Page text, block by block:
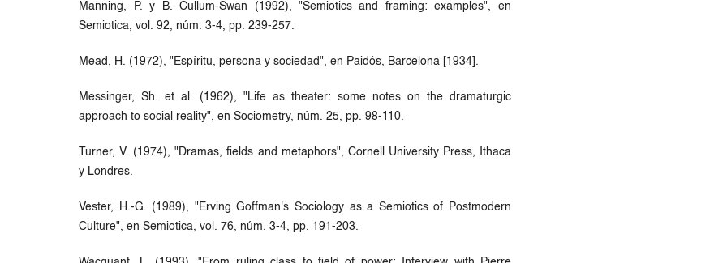
Manning, P. y B. Cullum-Swan (1992), "Semiotics and framing: examples", en
Semiotica, vol. 92, núm. 3-4, pp. 239-257.
Mead, H. (1972), "Espíritu, persona y sociedad", en Paidós, Barcelona [1934].
Messinger, Sh. et al. (1962), "Life as theater: some notes on the dramaturgic
approach to social reality", en Sociometry, núm. 25, pp. 98-110.
Turner, V. (1974), "Dramas, fields and metaphors", Cornell University Press, Ithaca
y Londres.
Vester, H.-G. (1989), "Erving Goffman's Sociology as a Semiotics of Postmodern
Culture", en Semiotica, vol. 76, núm. 3-4, pp. 191-203.